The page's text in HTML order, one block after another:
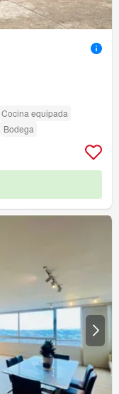
Cocina equipada
Bodega